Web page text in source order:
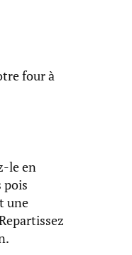
four à
le en
pois
une